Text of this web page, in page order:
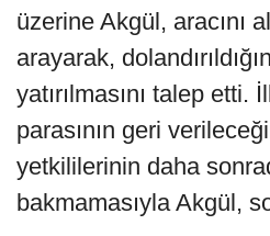
üzerine Akgül, aracını
arayarak,
yatırılmasını talep etti.
parasının geri
yetkililerinin daha
bakmamasıyla Akgül,